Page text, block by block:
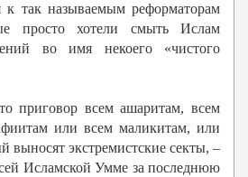
к так называемым реформаторам
просто хотели смыть Ислам
во имя некоего «чистого
приговор всем ашаритам, всем
или всем маликитам, или
выносят экстремистские секты, –
Исламской Умме за последнюю